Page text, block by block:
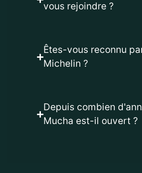
vous rejoindre ?
Êtes-vous reconnu
Michelin ?
Depuis combien
Mucha est-il ouvert ?